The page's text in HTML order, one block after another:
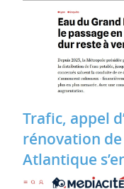
Trafic, appel
rénovation de
Atlantique